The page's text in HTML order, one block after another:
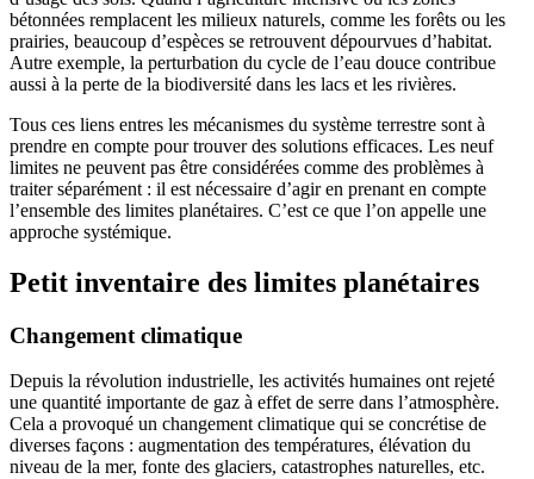
bétonnées remplacent les milieux naturels, comme les forêts ou les
prairies, beaucoup d’espèces se retrouvent dépourvues d’habitat.
Autre exemple, la perturbation du cycle de l’eau douce contribue
aussi à la perte de la biodiversité dans les lacs et les rivières.
Tous ces liens entres les mécanismes du système terrestre sont à
prendre en compte pour trouver des solutions efficaces. Les neuf
limites ne peuvent pas être considérées comme des problèmes à
traiter séparément : il est nécessaire d’agir en prenant en compte
l’ensemble des limites planétaires. C’est ce que l’on appelle une
approche systémique.
Petit inventaire des limites planétaires
Changement climatique
Depuis la révolution industrielle, les activités humaines ont rejeté
une quantité importante de gaz à effet de serre dans l’atmosphère.
Cela a provoqué un changement climatique qui se concrétise de
diverses façons : augmentation des températures, élévation du
niveau de la mer, fonte des glaciers, catastrophes naturelles, etc.